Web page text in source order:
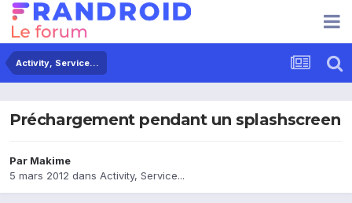
Activity, Service...
Préchargement pendant un splashscreen
Par Makime
5 mars 2012 dans Activity, Service...